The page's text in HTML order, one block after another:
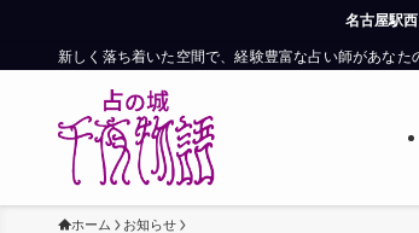
名古屋駅西口・銀時計から徒歩約6分。
新しく落ち着いた空間で、経験豊富な占い師があなた
ホーム お知らせ